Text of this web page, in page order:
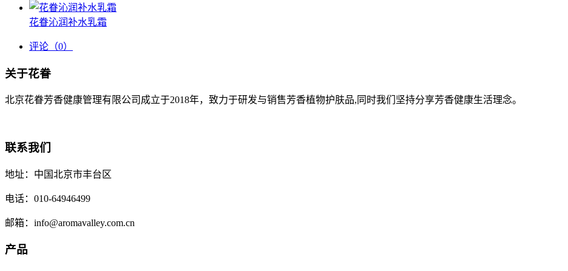
花眷沁润补水乳霜
评论 （0）
关于花眷
北京花眷芳香健康管理有限公司成立于2018年，致力于研发与销售芳香植物护肤品,同时我们坚持分享芳香健康生活理念。
联系我们
地址：中国北京市丰台区
电话：010-64946499
邮箱：info@aromavalley.com.cn
产品